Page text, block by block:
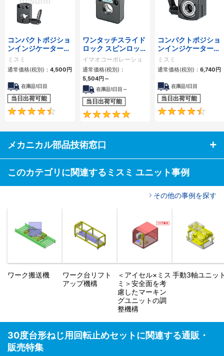
コンパクトポジショ
ンインジケーター用
クランププレート
スタンダードレバー
タイプ
ミスミ
通常価格(税別)： 4,500円
在庫品1日目
当日出荷可能
4.5
ワンタッチスライド
ロック スピンロック
（QCSPL）
イマオコーポレーショ
ン
通常価格(税別)：
5,504円 ～
在庫品1日目～
当日出荷可能
5
コンパクトポジショ
ンインジケーター用
クランププレート
ベアリングホルダタ
イプ
ミスミ
通常価格(税別)： 6,740円
在庫品1日目
当日出荷可能
メカニカル部品技術窓口
このカテゴリに関連するミスミ ユニット事例
その他の事例を探す
ワーク搬送機
ワーク台リフト
アップ機構
＜アイセル×ミス
ミ＞安全面を考
慮したマーキン
グユニットの調
整機構
手動3軸ユニッ
30度台形ねじ用回転止めセットに関連する通販・
販売特集